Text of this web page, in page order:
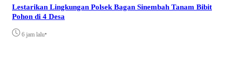
Lestarikan Lingkungan Polsek Bagan Sinembah Tanam Bibit
Pohon di 4 Desa
6 jam lalu•